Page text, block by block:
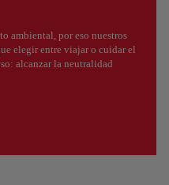
ambiental, por eso nuestros
elegir entre viajar o cuidar el
alcanzar la neutralidad